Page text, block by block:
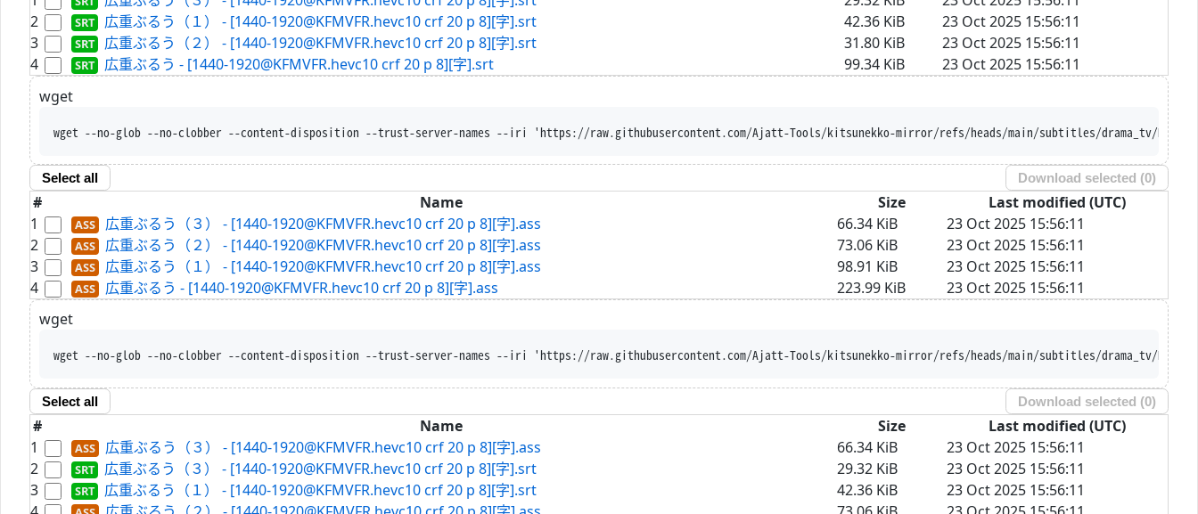
2
広重ぶるう（１） - [1440-1920@KFMVFR.hevc10 crf 20 p 8][字].srt 42.36 KiB
23 Oct 2025 15:56:11
3
広重ぶるう（２） - [1440-1920@KFMVFR.hevc10 crf 20 p 8][字].srt 31.80 KiB
23 Oct 2025 15:56:11
4
広重ぶるう - [1440-1920@KFMVFR.hevc10 crf 20 p 8][字].srt 99.34 KiB
23 Oct 2025 15:56:11
wget
wget --no-glob --no-clobber --content-disposition --trust-server-names --iri 'https://raw.githubusercontent.com/Ajatt-Tools/kitsunekko-mirror/refs/heads/main/subtitles/drama_tv/Hiroshige%20Buruu/
Select all Download selected (0)
# Name Size
Last modified (UTC)
1
広重ぶるう（３） - [1440-1920@KFMVFR.hevc10 crf 20 p 8][字].ass 66.34 KiB
23 Oct 2025 15:56:11
2
広重ぶるう（２） - [1440-1920@KFMVFR.hevc10 crf 20 p 8][字].ass 73.06 KiB
23 Oct 2025 15:56:11
3
広重ぶるう（１） - [1440-1920@KFMVFR.hevc10 crf 20 p 8][字].ass 98.91 KiB
23 Oct 2025 15:56:11
4
広重ぶるう - [1440-1920@KFMVFR.hevc10 crf 20 p 8][字].ass 223.99 KiB
23 Oct 2025 15:56:11
wget
wget --no-glob --no-clobber --content-disposition --trust-server-names --iri 'https://raw.githubusercontent.com/Ajatt-Tools/kitsunekko-mirror/refs/heads/main/subtitles/drama_tv/Hiroshige%20Buruu/
Select all Download selected (0)
# Name Size
Last modified (UTC)
1
広重ぶるう（３） - [1440-1920@KFMVFR.hevc10 crf 20 p 8][字].ass 66.34 KiB
23 Oct 2025 15:56:11
2
広重ぶるう（３） - [1440-1920@KFMVFR.hevc10 crf 20 p 8][字].srt 29.32 KiB
23 Oct 2025 15:56:11
3
広重ぶるう（１） - [1440-1920@KFMVFR.hevc10 crf 20 p 8][字].srt 42.36 KiB
23 Oct 2025 15:56:11